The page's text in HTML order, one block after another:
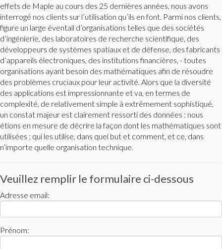
effets de Maple au cours des 25 dernières années, nous avons
interrogé nos clients sur l’utilisation qu’ils en font. Parmi nos clients,
figure un large éventail d’organisations telles que des sociétés
d’ingénierie, des laboratoires de recherche scientifique, des
développeurs de systèmes spatiaux et de défense, des fabricants
d’appareils électroniques, des institutions financières, - toutes
organisations ayant besoin des mathématiques afin de résoudre
des problèmes cruciaux pour leur activité. Alors que la diversité
des applications est impressionnante et va, en termes de
complexité, de relativement simple à extrêmement sophistiqué,
un constat majeur est clairement ressorti des données : nous
étions en mesure de décrire la façon dont les mathématiques sont
utilisées ; qui les utilise, dans quel but et comment, et ce, dans
n’importe quelle organisation technique.
Veuillez remplir le formulaire ci-dessous
Adresse email:
Prénom: